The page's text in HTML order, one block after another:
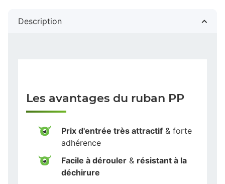
Description
Les avantages du ruban PP
Prix d'entrée très attractif & forte
adhérence
Facile à dérouler & résistant à la
déchirure